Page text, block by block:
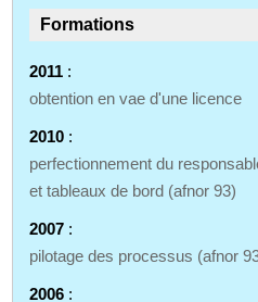
Formations
2011 :
obtention en vae d'une licence
2010 :
perfectionnement du
et tableaux de bord (afnor 93)
2007 :
pilotage des processus (afnor
2006 :